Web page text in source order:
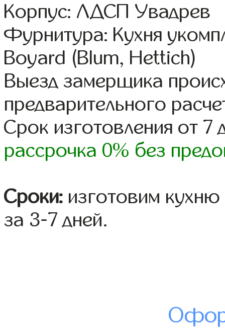
Корпус: ЛДСП Увадрев
Фурнитура: Кухня
Boyard (Blum, Hettich)
Выезд замерщика
предварительного
Срок изготовления от 7
рассрочка 0% без
Сроки: изготовим
за 3-7 дней.